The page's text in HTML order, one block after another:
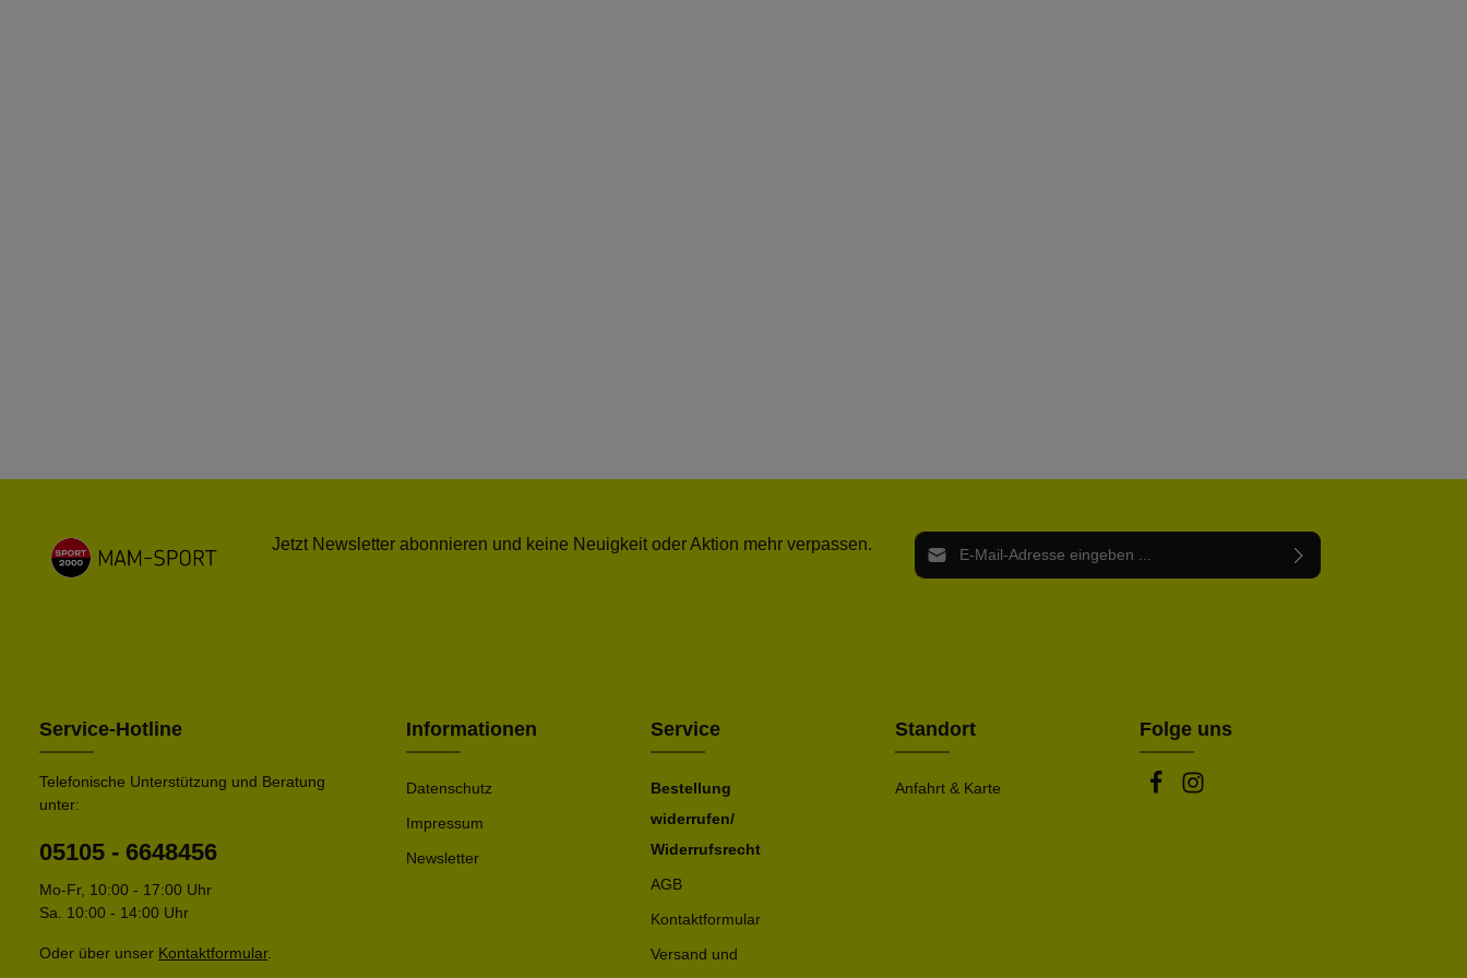
Jetzt Newsletter abonnieren und keine Neuigkeit oder Aktion mehr verpassen. E-Mail-Adresse*
Service-Hotline
Telefonische Unterstützung und Beratung
unter:
05105 - 6648456
Mo-Fr, 10:00 - 17:00 Uhr
Sa. 10:00 - 14:00 Uhr
Oder über unser Kontaktformular.
Informationen
Datenschutz
Impressum
Newsletter
Service
Bestellung
widerrufen/
Widerrufsrecht
AGB
Kontaktformular
Versand und
Standort
Anfahrt & Karte
Folge uns